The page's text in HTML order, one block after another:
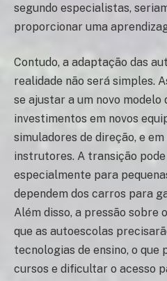
segundo especialistas,
proporcionar uma
Contudo, a adaptação das
realidade não será simples.
se ajustar a um novo modelo
investimentos em novos
simuladores de direção, e
instrutores. A transição
especialmente para
dependem dos carros para
Além disso, a pressão sobre
que as autoescolas
tecnologias de ensino, o que
cursos e dificultar o acesso